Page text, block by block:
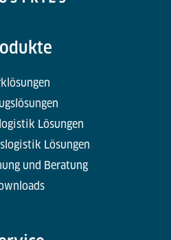
Lösungen
Lösungen
und Beratung